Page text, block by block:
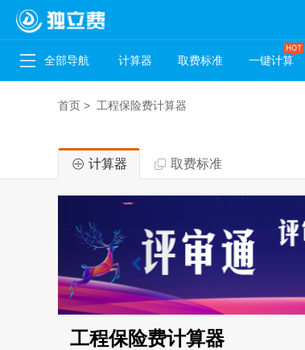
全部导航 计算器 取费标准 一键计算
首页 > 工程保险费计算器
计算器 取费标准
工程保险费计算器